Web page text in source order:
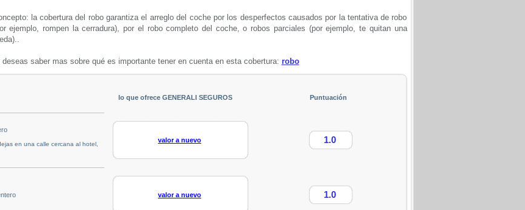
la cobertura del robo garantiza el arreglo del coche por los desperfectos causados por la tentativa de robo
ejemplo, rompen la cerradura), por el robo completo del coche, o robos parciales (por ejemplo, te quitan una
deseas saber mas sobre qué es importante tener en cuenta en esta cobertura: robo
lo que ofrece GENERALI SEGUROS Puntuación
en una calle cercana al hotel,
valor a nuevo 1.0
valor a nuevo 1.0